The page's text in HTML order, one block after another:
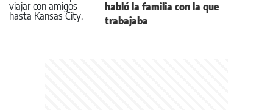
habló la familia con la que
trabajaba